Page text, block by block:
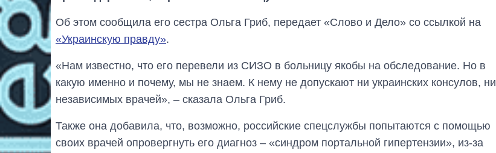
Об этом сообщила его сестра Ольга Гриб, передает «Слово и Дело» со ссылкой на
«Украинскую правду».
«Нам известно, что его перевели из СИЗО в больницу якобы на обследование. Но в
какую именно и почему, мы не знаем. К нему не допускают ни украинских консулов, ни
независимых врачей», – сказала Ольга Гриб.
Также она добавила, что, возможно, российские спецслужбы попытаются с помощью
своих врачей опровергнуть его диагноз – «синдром портальной гипертензии», из-за